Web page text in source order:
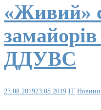
«Живий»
замайорів
ДДУВС
23.08.201923.08.2019 IT Новини